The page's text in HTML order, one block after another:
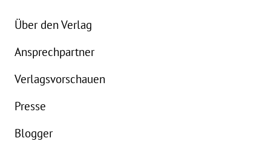
Über den Verlag
Ansprechpartner
Verlagsvorschauen
Presse
Blogger